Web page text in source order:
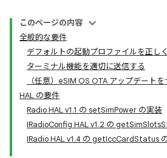
このページの内容
全般的な要件
デフォルトの起動プロファイルを正し
ターミナル機能を適切に送信する
（任意）eSIM OS OTA アップデート
HAL の要件
Radio HAL v1.1 の setSimPower の実装
IRadioConfig HAL v1.2 の
IRadio HAL v1.4 の getIccCardStatus